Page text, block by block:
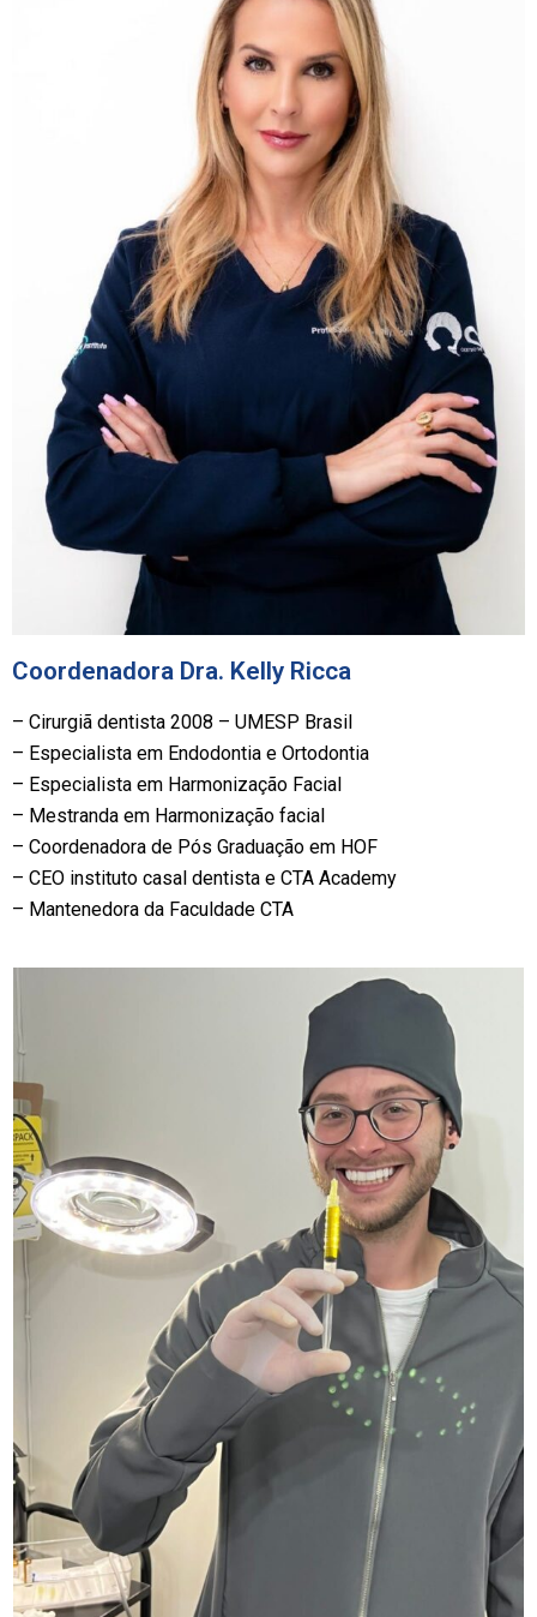
Coordenadora Dra. Kelly Ricca
– Cirurgiã dentista 2008 – UMESP Brasil
– Especialista em Endodontia e Ortodontia
– Especialista em Harmonização Facial
– Mestranda em Harmonização facial
– Coordenadora de Pós Graduação em HOF
– CEO instituto casal dentista e CTA Academy
– Mantenedora da Faculdade CTA